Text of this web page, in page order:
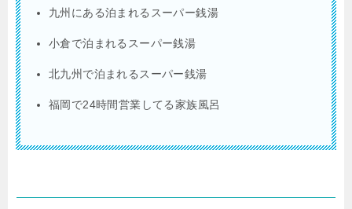
九州にある泊まれるスーパー銭湯
小倉で泊まれるスーパー銭湯
北九州で泊まれるスーパー銭湯
福岡で24時間営業してる家族風呂